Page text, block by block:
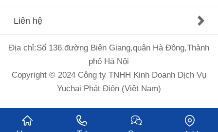
Liên hệ
Địa chỉ:Số 136,đường Biên Giang,quận Hà Đông,Thành
phố Hà Nội
Copyright © 2024 Công ty TNHH Kinh Doanh Dịch Vụ
Yuchai Phát Điện (Việt Nam)